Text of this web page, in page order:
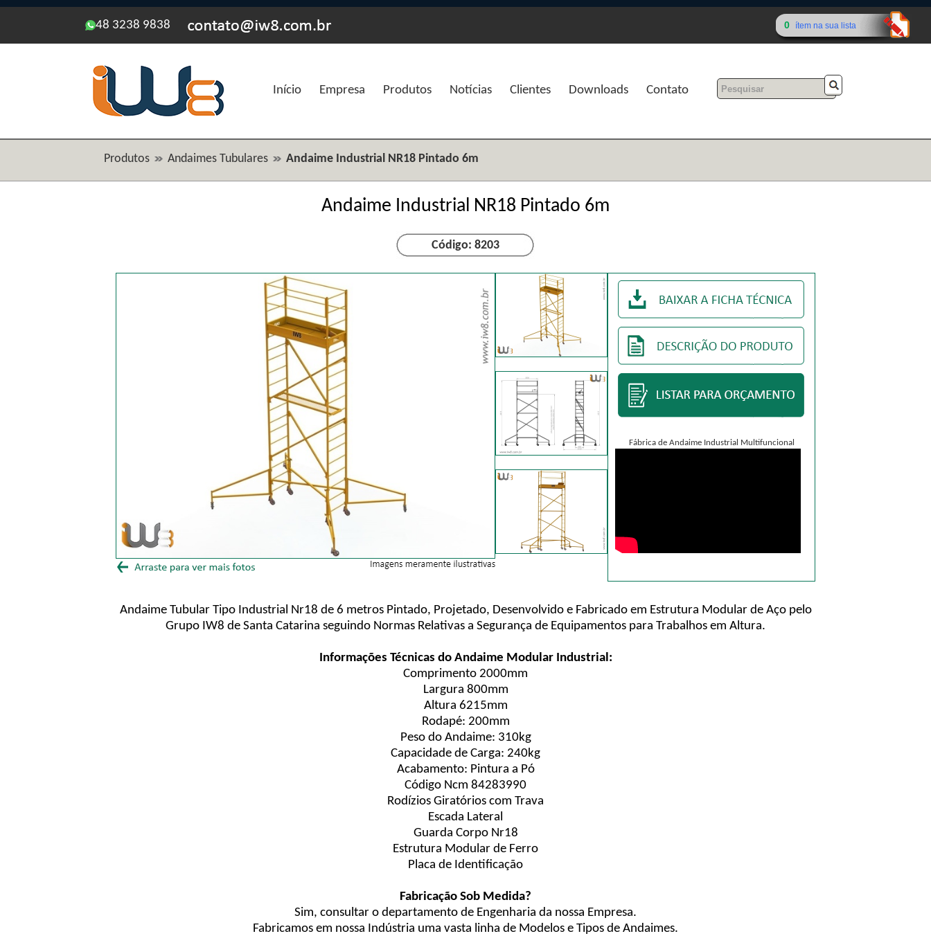
48 3238 9838 0 ítem na sua lista
Início Empresa Produtos Notícias Clientes Downloads Contato
Produtos Andaimes Tubulares Andaime Industrial NR18 Pintado 6m
Andaime Industrial NR18 Pintado 6m
Código: 8203
Fábrica de Andaime Industrial Multifuncional
Andaime Tubular Tipo Industrial Nr18 de 6 metros Pintado, Projetado, Desenvolvido e Fabricado em Estrutura Modular de Aço pelo
Grupo IW8 de Santa Catarina seguindo Normas Relativas a Segurança de Equipamentos para Trabalhos em Altura.
Informações Técnicas do Andaime Modular Industrial:
Comprimento 2000mm
Largura 800mm
Altura 6215mm
Rodapé: 200mm
Peso do Andaime: 310kg
Capacidade de Carga: 240kg
Acabamento: Pintura a Pó
Código Ncm 84283990
Rodízios Giratórios com Trava
Escada Lateral
Guarda Corpo Nr18
Estrutura Modular de Ferro
Placa de Identificação
Fabricação Sob Medida?
Sim, consultar o departamento de Engenharia da nossa Empresa.
Fabricamos em nossa Indústria uma vasta linha de Modelos e Tipos de Andaimes.